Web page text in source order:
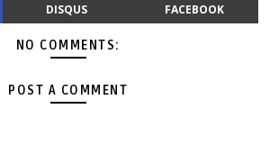
DISQUS FACEBOOK
NO COMMENTS:
POST A COMMENT